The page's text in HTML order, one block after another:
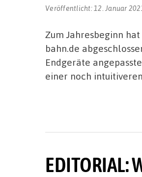
Veröffentlicht: 12. Januar
Zum Jahresbeginn
bahn.de
Endgeräte
einer noch
EDITORIAL: